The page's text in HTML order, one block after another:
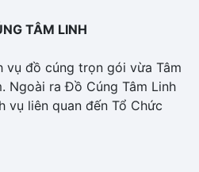
TÂM LINH
vụ đồ cúng trọn gói vừa Tâm
Ngoài ra Đồ Cúng Tâm Linh
vụ liên quan đến Tổ Chức